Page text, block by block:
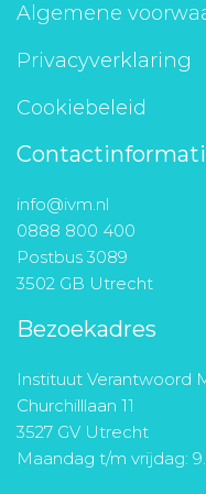
Algemene
Privacyverklaring
Cookiebeleid
info@ivm.nl
0888 800 400
Postbus 3089
3502 GB Utrecht
Bezoekadres
Instituut Verantwoord
Churchilllaan 11
3527 GV Utrecht
Maandag t/m vrijdag: